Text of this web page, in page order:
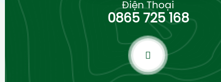
Điện Thoại
0865 725 168